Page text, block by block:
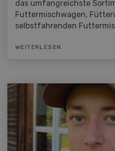
das umfangreichste
Futtermischwagen,
selbstfahrenden
WEITERLESEN